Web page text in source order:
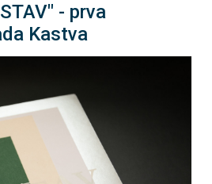
- prva
Kastva